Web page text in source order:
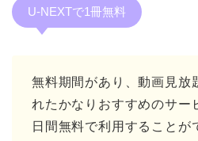
U-NEXTで1冊無料
無料期間があり、動画見放
れたかなりおすすめのサー
日間無料で利用することが